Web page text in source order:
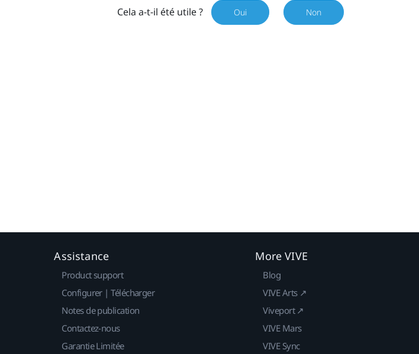
Cela a-t-il été utile ? Oui Non
Assistance
Product support
Configurer | Télécharger
Notes de publication
Contactez-nous
Garantie Limitée
More VIVE
Blog
VIVE Arts ↗
Viveport ↗
VIVE Mars
VIVE Sync